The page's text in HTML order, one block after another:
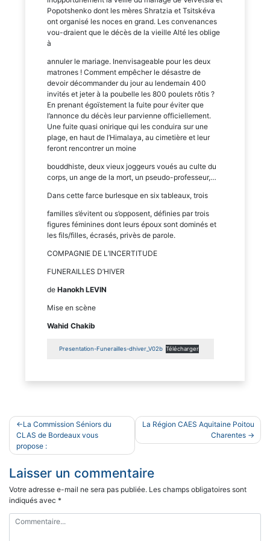
Popotshenko dont les mères Shratzia et Tsitskéva
ont organisé les noces en grand. Les convenances
vou-draient que le décès de la vieille Alté les oblige
à
annuler le mariage. Inenvisageable pour les deux
matrones ! Comment empêcher le désastre de
devoir décommander du jour au lendemain 400
invités et jeter à la poubelle les 800 poulets rôtis ?
En prenant égoïstement la fuite pour éviter que
l’annonce du décès leur parvienne officiellement.
Une fuite quasi onirique qui les conduira sur une
plage, en haut de l’Himalaya, au cimetière et leur
feront rencontrer un moine
bouddhiste, deux vieux joggeurs voués au culte du
corps, un ange de la mort, un pseudo-professeur,…
Dans cette farce burlesque en six tableaux, trois
familles s’évitent ou s’opposent, définies par trois
figures féminines dont leurs époux sont dominés et
les fils/filles, écrasés, privès de parole.
COMPAGNIE DE L’INCERTITUDE
FUNERAILLES D’HIVER
de Hanokh LEVIN
Mise en scène
Wahid Chakib
Presentation-Funerailles-dhiver_V02b Télécharger
Navigation
de
l’article
La Commission Séniors du
CLAS de Bordeaux vous
propose :
La Région CAES Aquitaine Poitou
Charentes
Laisser un commentaire
Votre adresse e-mail ne sera pas publiée. Les champs obligatoires sont
indiqués avec *